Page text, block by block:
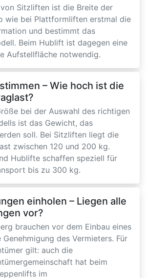
von Sitzliften ist die Breite der
wie bei Plattformliften erstmal die
und bestimmt das
Beim Hublift ist dagegen eine
Aufstellfläche notwendig.
– Wie hoch ist die
bei der Auswahl des richtigen
ist das Gewicht, das
soll. Bei Sitzliften liegt die
zwischen 120 und 200 kg.
Hublifte schaffen speziell für
bis zu 300 kg.
einholen – Liegen alle
vor?
brauchen vor dem Einbau eines
des Vermieters. Für
gilt: auch die
hat beim
im